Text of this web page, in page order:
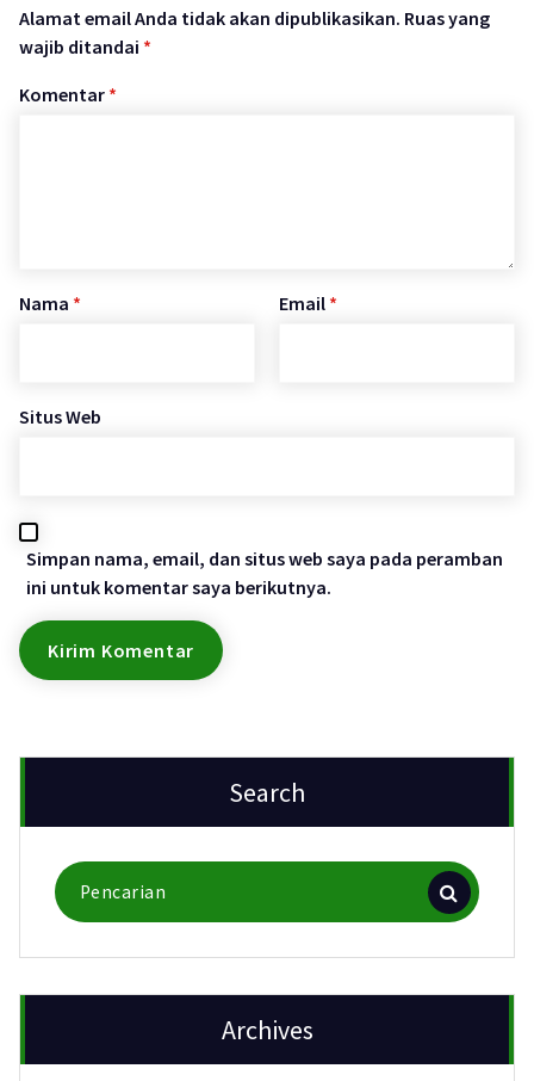
Alamat email Anda tidak akan dipublikasikan. Ruas yang
wajib ditandai *
Komentar *
Nama * Email *
Situs Web
Simpan nama, email, dan situs web saya pada peramban
ini untuk komentar saya berikutnya.
Search
Pencarian
untuk:
Archives